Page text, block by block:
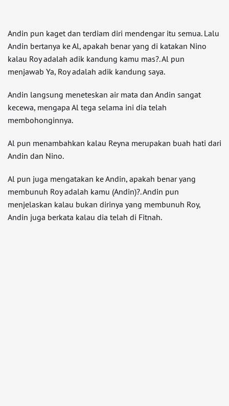
Andin pun kaget dan terdiam diri mendengar itu semua. Lalu
Andin bertanya ke Al, apakah benar yang di katakan Nino
kalau Roy adalah adik kandung kamu mas?. Al pun
menjawab Ya, Roy adalah adik kandung saya.
Andin langsung meneteskan air mata dan Andin sangat
kecewa, mengapa Al tega selama ini dia telah
membohonginnya.
Al pun menambahkan kalau Reyna merupakan buah hati dari
Andin dan Nino.
Al pun juga mengatakan ke Andin, apakah benar yang
membunuh Roy adalah kamu (Andin)?. Andin pun
menjelaskan kalau bukan dirinya yang membunuh Roy,
Andin juga berkata kalau dia telah di Fitnah.